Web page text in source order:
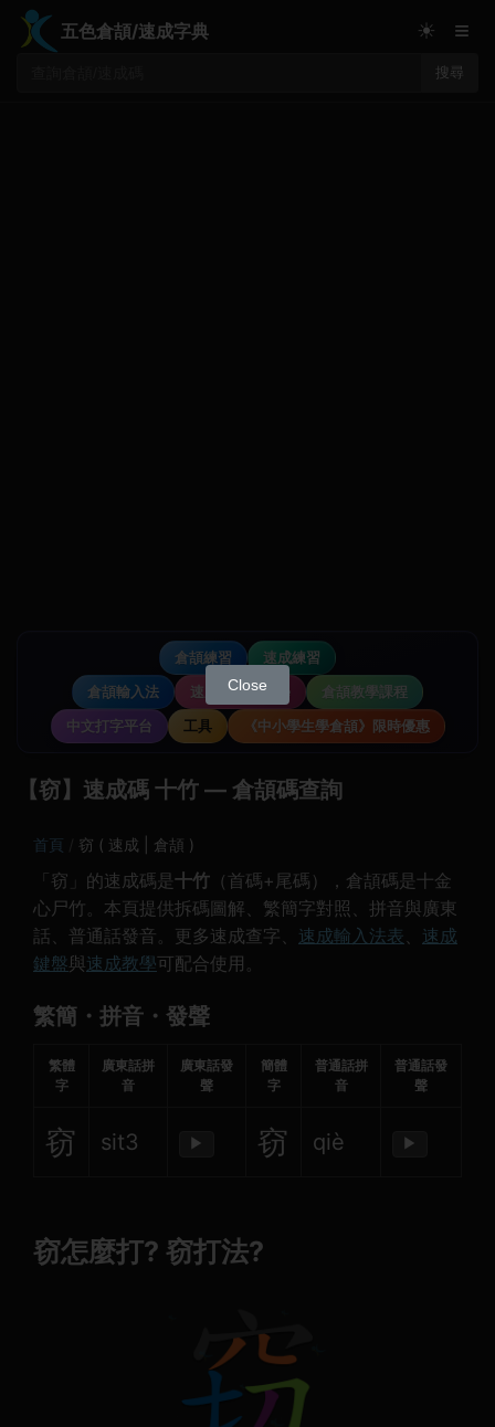
五色倉頡/速成字典
搜尋
☀ ≡
倉頡練習
速成練習
倉頡輸入法
速成輸入法教學
倉頡教學課程
中文打字平台
工具 《中小學生學倉頡》限時優惠
【窃】速成碼 十竹 — 倉頡碼查詢
首頁 窃 ( 速成 | 倉頡 )
「窃」的速成碼是 十竹 （首碼+尾碼），倉頡碼是十金
心尸竹。本頁提供拆碼圖解、繁簡字對照、拼音與廣東
話、普通話發音。更多速成查字、 速成輸入法表、 速成
鍵盤與速成教學可配合使用。
繁簡・拼音・發聲
繁體
字
廣東話拼
音
廣東話發
聲
簡體
字
普通話拼
音
普通話發
聲
窃 sit3 ▶ 窃 qiè ▶
窃怎麼打? 窃打法?
Close